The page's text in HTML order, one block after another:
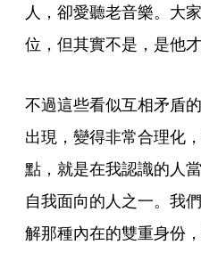
人，卻愛聽老音樂。大
位，但其實不是，是他才
不過這些看似互相矛盾
出現，變得非常合理化
點，就是在我認識的人
自我面向的人之一。我
解那種內在的雙重身份